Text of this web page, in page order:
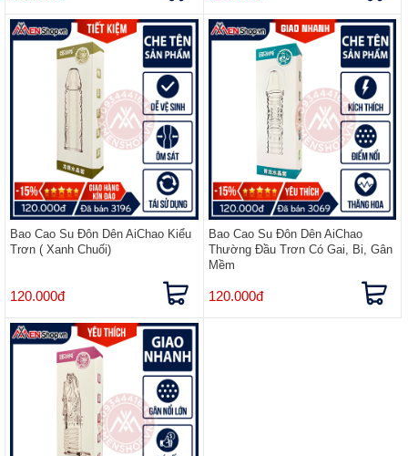
Bao Cao Su Đôn Dên AiChao Kiểu
Trơn ( Xanh Chuối)
120.000đ
Bao Cao Su Đôn Dên AiChao
Thường Đầu Trơn Có Gai, Bi, Gân
Mềm
120.000đ